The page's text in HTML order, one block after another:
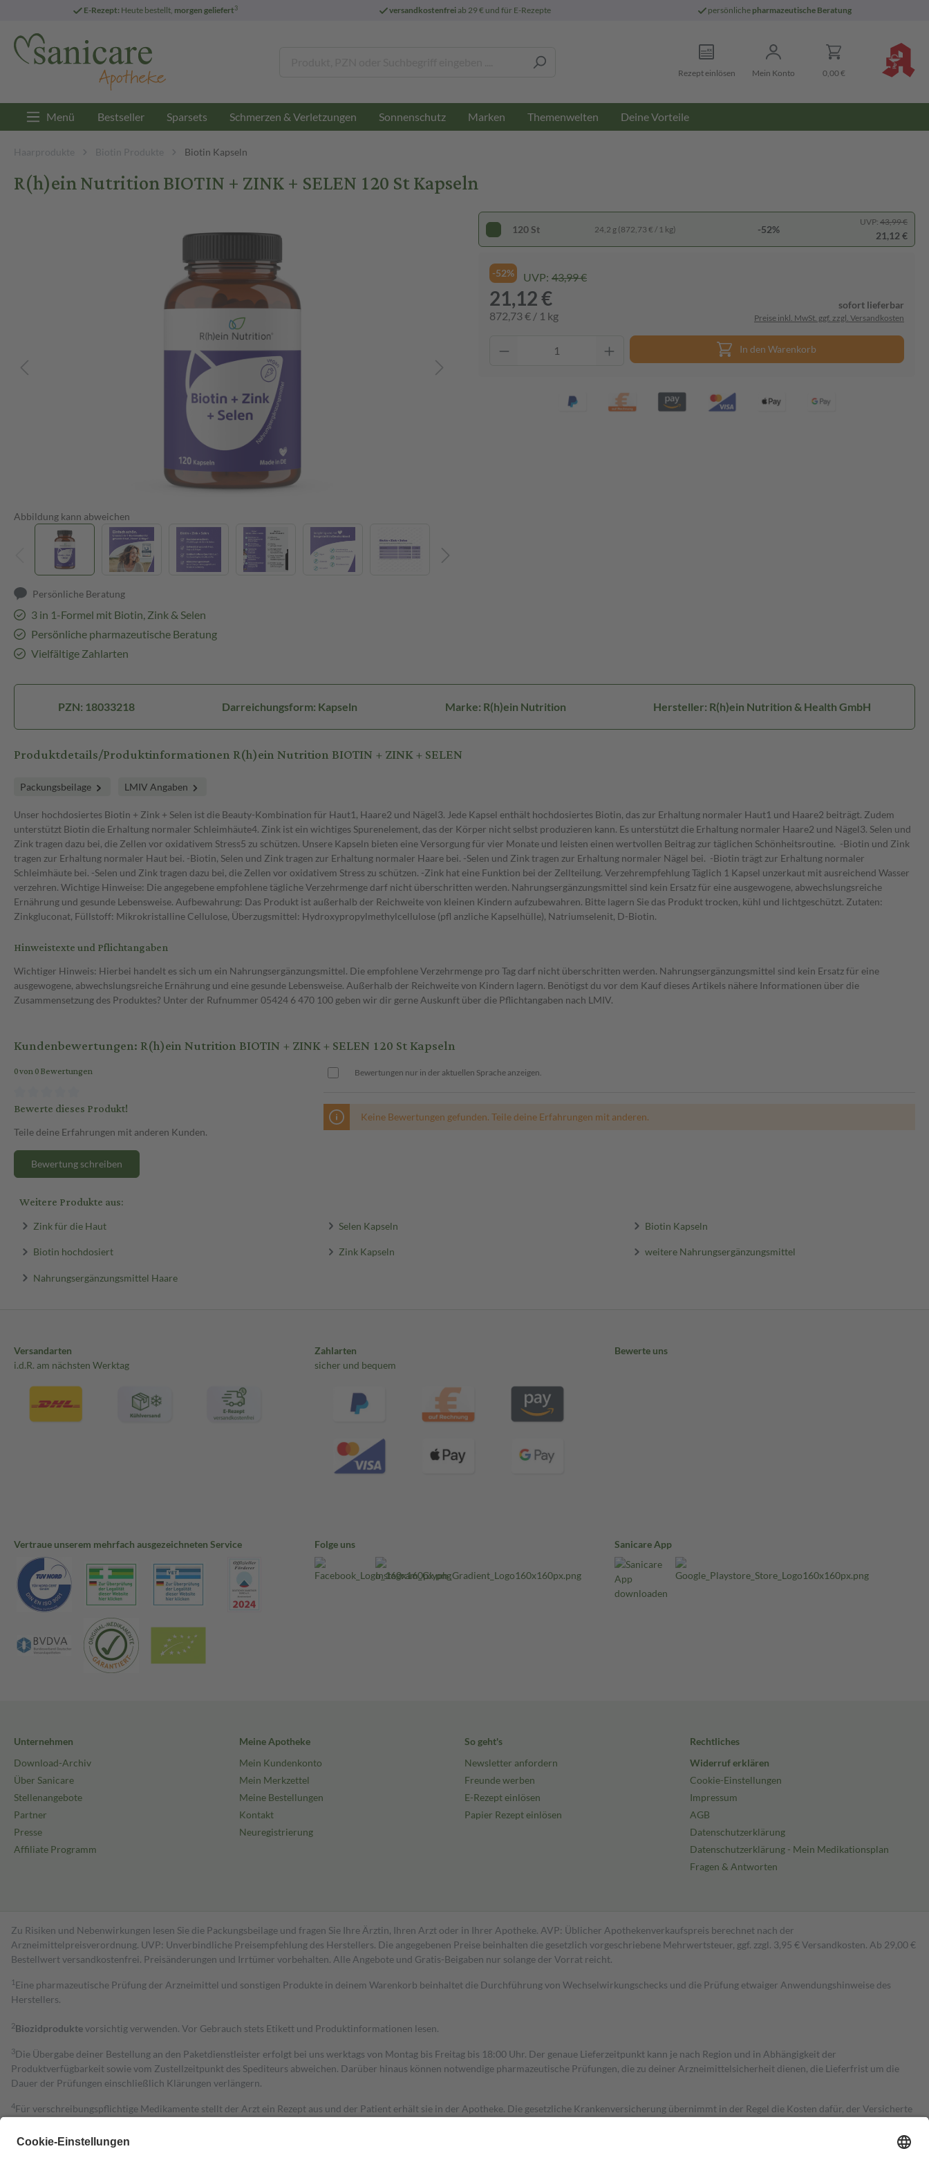
E-Rezept: Heute bestellt, morgen geliefert3 versandkostenfreiab 29 € und für E-Rezepte persönliche pharmazeutische Beratung
Rezept einlösen Mein Konto 0,00 €
Menü Bestseller Sparsets Schmerzen & Verletzungen Sonnenschutz Marken Themenwelten Deine Vorteile
Haarprodukte Biotin Produkte Biotin Kapseln
R(h)ein Nutrition BIOTIN + ZINK + SELEN 120 St Kapseln
Abbildung kann abweichen
Persönliche Beratung
3 in 1-Formel mit Biotin, Zink & Selen
Persönliche pharmazeutische Beratung
Vielfältige Zahlarten
120 St 24,2 g (872,73 € / 1 kg) -52%
UVP: 43,99 €
21,12 €
-52% UVP: 43,99 €
21,12 €
872,73 € / 1 kg
sofort lieferbar
Preise inkl. MwSt. ggf. zzgl. Versandkosten
In den Warenkorb
PZN: 18033218 Darreichungsform: Kapseln Marke: R(h)ein Nutrition Hersteller: R(h)ein Nutrition & Health GmbH
Produktdetails/Produktinformationen R(h)ein Nutrition BIOTIN + ZINK + SELEN
Packungsbeilage LMIV Angaben
Unser hochdosiertes Biotin + Zink + Selen ist die Beauty-Kombination für Haut1, Haare2 und Nägel3. Jede Kapsel enthält hochdosiertes Biotin, das zur Erhaltung normaler Haut1 und Haare2 beiträgt. Zudem
unterstützt Biotin die Erhaltung normaler Schleimhäute4. Zink ist ein wichtiges Spurenelement, das der Körper nicht selbst produzieren kann. Es unterstützt die Erhaltung normaler Haare2 und Nägel3. Selen und
Zink tragen dazu bei, die Zellen vor oxidativem Stress5 zu schützen. Unsere Kapseln bieten eine Versorgung für vier Monate und leisten einen wertvollen Beitrag zur täglichen Schönheitsroutine. -Biotin und Zink
tragen zur Erhaltung normaler Haut bei. -Biotin, Selen und Zink tragen zur Erhaltung normaler Haare bei. -Selen und Zink tragen zur Erhaltung normaler Nägel bei. -Biotin trägt zur Erhaltung normaler
Schleimhäute bei. -Selen und Zink tragen dazu bei, die Zellen vor oxidativem Stress zu schützen. -Zink hat eine Funktion bei der Zellteilung. Verzehrempfehlung Täglich 1 Kapsel unzerkaut mit ausreichend Wasser
verzehren. Wichtige Hinweise: Die angegebene empfohlene tägliche Verzehrmenge darf nicht überschritten werden. Nahrungsergänzungsmittel sind kein Ersatz für eine ausgewogene, abwechslungsreiche
Ernährung und gesunde Lebensweise. Aufbewahrung: Das Produkt ist außerhalb der Reichweite von kleinen Kindern aufzubewahren. Bitte lagern Sie das Produkt trocken, kühl und lichtgeschützt. Zutaten:
Zinkgluconat, Füllstoff: Mikrokristalline Cellulose, Überzugsmittel: Hydroxypropylmethylcellulose (pfl anzliche Kapselhülle), Natriumselenit, D-Biotin.
Hinweistexte und Pflichtangaben
Wichtiger Hinweis: Hierbei handelt es sich um ein Nahrungsergänzungsmittel. Die empfohlene Verzehrmenge pro Tag darf nicht überschritten werden. Nahrungsergänzungsmittel sind kein Ersatz für eine
ausgewogene, abwechslungsreiche Ernährung und eine gesunde Lebensweise. Außerhalb der Reichweite von Kindern lagern. Benötigst du vor dem Kauf dieses Artikels nähere Informationen über die
Zusammensetzung des Produktes? Unter der Rufnummer 05424 6 470 100 geben wir dir gerne Auskunft über die Pflichtangaben nach LMIV.
Kundenbewertungen: R(h)ein Nutrition BIOTIN + ZINK + SELEN 120 St Kapseln
0 von 0 Bewertungen
Bewerte dieses Produkt!
Teile deine Erfahrungen mit anderen Kunden.
Bewertung schreiben
Bewertungen nur in der aktuellen Sprache anzeigen.
Keine Bewertungen gefunden. Teile deine Erfahrungen mit anderen.
Weitere Produkte aus:
Zink für die Haut Selen Kapseln Biotin Kapseln
Biotin hochdosiert Zink Kapseln weitere Nahrungsergänzungsmittel
Nahrungsergänzungsmittel Haare
Versandarten
i.d.R. am nächsten Werktag
Zahlarten
sicher und bequem
Bewerte uns
Vertraue unserem mehrfach ausgezeichneten Service Folge uns Sanicare App
Unternehmen
Download-Archiv
Über Sanicare
Stellenangebote
Partner
Presse
Affiliate Programm
Meine Apotheke
Mein Kundenkonto
Mein Merkzettel
Meine Bestellungen
Kontakt
Neuregistrierung
So geht's
Newsletter anfordern
Freunde werben
E-Rezept einlösen
Papier Rezept einlösen
Rechtliches
Widerruf erklären
Cookie-Einstellungen
Impressum
AGB
Datenschutzerklärung
Datenschutzerklärung - Mein Medikationsplan
Fragen & Antworten
Zu Risiken und Nebenwirkungen lesen Sie die Packungsbeilage und fragen Sie Ihre Ärztin, Ihren Arzt oder in Ihrer Apotheke. AVP: Üblicher Apothekenverkaufspreis berechnet nach der
Arzneimittelpreisverordnung. UVP: Unverbindliche Preisempfehlung des Herstellers. Die angegebenen Preise beinhalten die gesetzlich vorgeschriebene Mehrwertsteuer, ggf. zzgl. 3,95 € Versandkosten. Ab 29,00 €
Bestell­wert versand­kosten­frei. Preisänderungen und Irrtümer vorbehalten. Alle Angebote und Gratis-Beigaben nur solange der Vorrat reicht.
1 Eine pharmazeutische Prüfung der Arzneimittel und sonstigen Produkte in deinem Warenkorb beinhaltet die Durchführung von Wechselwirkungschecks und die Prüfung etwaiger Anwendungshinweise des
Herstellers.
2Biozidproduktevorsichtig verwenden. Vor Gebrauch stets Etikett und Produktinformationen lesen.
3Die Übergabe deiner Bestellung an den Paketdienstleister erfolgt bei uns werktags von Montag bis Freitag bis 18:00 Uhr. Der genaue Lieferzeitpunkt kann je nach Region und in Abhängigkeit der
Produktverfügbarkeit sowie vom Zustellzeitpunkt des Spediteurs abweichen. Darüber hinaus können notwendige pharmazeutische Prüfungen, die zu deiner Arzneimittelsicherheit dienen, die Lieferfrist um die
Dauer der Prüfungen einschließlich Klärungen verlängern.
4Für verschreibungspflichtige Medikamente stellt der Arzt ein Rezept aus und der Patient erhält sie in der Apotheke. Die gesetzliche Krankenversicherung übernimmt in der Regel die Kosten dafür, der Versicherte
Grundsätzlich leisten Mitglieder Zuzahlungen in Höhe von zehn Prozent des Abgabepreises,
Es sind jedoch nie mehr als die tatsächlichen Kosten der Leistung